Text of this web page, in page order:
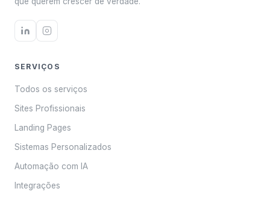
SERVIÇOS
Todos os serviços
Sites Profissionais
Landing Pages
Sistemas Personalizados
Automação com IA
Integrações